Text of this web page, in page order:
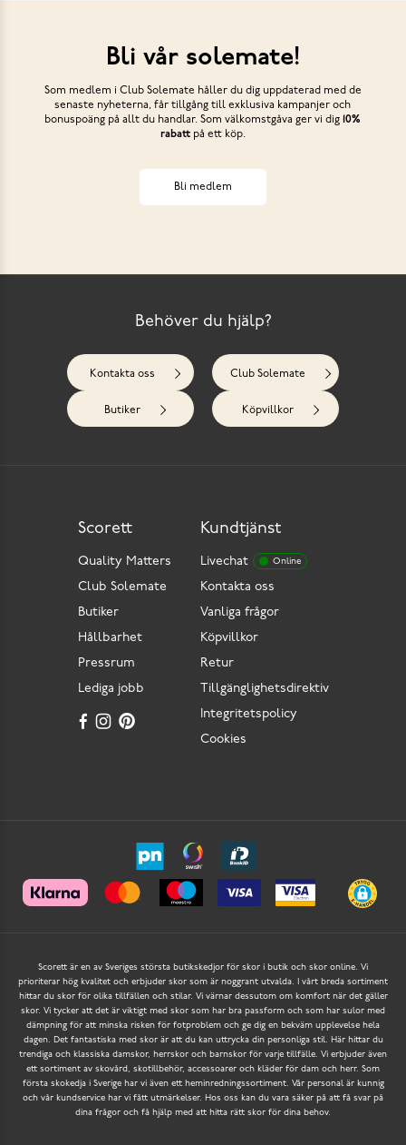
Bli vår solemate!
Som medlem i Club Solemate håller du dig uppdaterad med de
senaste nyheterna, får tillgång till exklusiva kampanjer och
bonuspoäng på allt du handlar. Som välkomstgåva ger vi dig 10%
rabattpå ett köp.
Bli medlem
Behöver du hjälp?
Kontakta oss Club Solemate
Butiker Köpvillkor
Kundtjänst
Livechat Online
Kontakta oss
Vanliga frågor
Köpvillkor
Retur
Tillgänglighetsdirektiv
Integritetspolicy
Cookies
Scorett
Quality Matters
Club Solemate
Butiker
Hållbarhet
Pressrum
Lediga jobb
Scorett är en av Sveriges största butikskedjor för skor i butik och skor online. Vi
prioriterar hög kvalitet och erbjuder skor som är noggrant utvalda. I vårt breda sortiment
hittar du skor för olika tillfällen och stilar. Vi värnar dessutom om komfort när det gäller
skor. Vi tycker att det är viktigt med skor som har bra passform och som har sulor med
dämpning för att minska risken för fotproblem och ge dig en bekväm upplevelse hela
dagen. Det fantastiska med skor är att du kan uttrycka din personliga stil. Här hittar du
trendiga och klassiska damskor, herrskor och barnskor för varje tillfälle. Vi erbjuder även
ett sortiment av skovård, skotillbehör, accessoarer och kläder för dam och herr. Som
första skokedja i Sverige har vi även ett heminredningssortiment. Vår personal är kunnig
och vår kundservice har vi fått utmärkelser. Hos oss kan du vara säker på att få svar på
dina frågor och få hjälp med att hitta rätt skor för dina behov.